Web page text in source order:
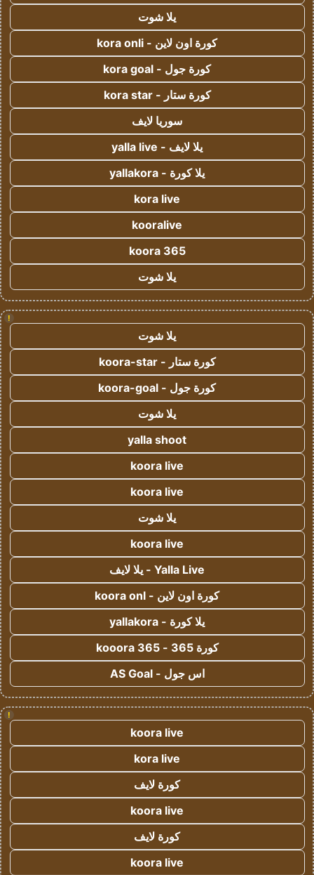
يلا شوت
كورة اون لاين - kora onli
كورة جول - kora goal
كورة ستار - kora star
سوريا لايف
يلا لايف - yalla live
يلا كورة - yallakora
kora live
kooralive
koora 365
يلا شوت
!
يلا شوت
كورة ستار - koora-star
كورة جول - koora-goal
يلا شوت
yalla shoot
koora live
koora live
يلا شوت
koora live
Yalla Live - يلا لايف
كورة اون لاين - koora onl
يلا كورة - yallakora
كورة 365 - kooora 365
اس جول - AS Goal
!
koora live
kora live
كورة لايف
koora live
كورة لايف
koora live